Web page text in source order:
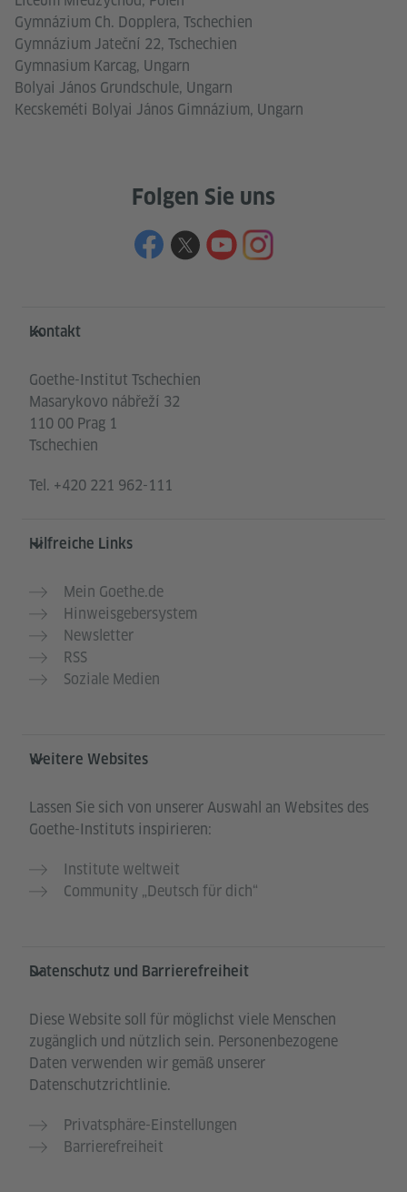
Gymnázium Ch. Dopplera, Tschechien
Gymnázium Jateční 22, Tschechien
Gymnasium Karcag, Ungarn
Bolyai János Grundschule, Ungarn
Kecskeméti Bolyai János Gimnázium, Ungarn
Folgen Sie uns
Service- und Informationsbereich
Kontakt
Goethe-Institut Tschechien
Masarykovo nábřeží 32
110 00 Prag 1
Tschechien
Tel. +420 221 962-111
Hilfreiche Links
Mein Goethe.de
Hinweisgebersystem
Newsletter
RSS
Soziale Medien
Weitere Websites
Lassen Sie sich von unserer Auswahl an Websites des
Goethe-Instituts inspirieren:
Institute weltweit
Community „Deutsch für dich“
Datenschutz und Barrierefreiheit
Diese Website soll für möglichst viele Menschen
zugänglich und nützlich sein. Personenbezogene
Daten verwenden wir gemäß unserer
Datenschutzrichtlinie.
Privatsphäre-Einstellungen
Barrierefreiheit